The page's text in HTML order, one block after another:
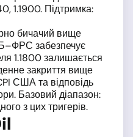
1.1900. Підтримка:
бичачий вище
забезпечує
1.1800 залишається
закриття вище
США та відповідь
Базовий діапазон:
з цих тригерів.